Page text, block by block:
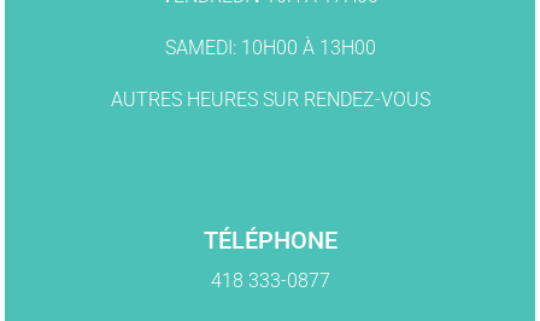
SAMEDI: 10H00 À 13H00
AUTRES HEURES SUR RENDEZ-VOUS
TÉLÉPHONE
418 333-0877